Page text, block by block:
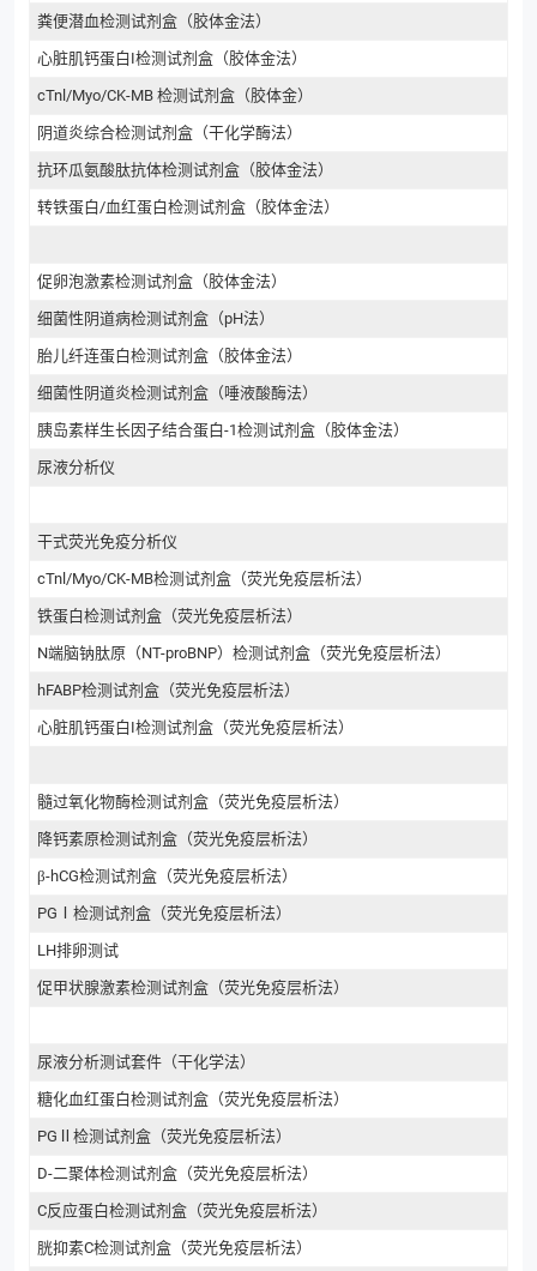
粪便潜血检测试剂盒（胶体金法）
心脏肌钙蛋白I检测试剂盒（胶体金法）
cTnl/Myo/CK-MB 检测试剂盒（胶体金）
阴道炎综合检测试剂盒（干化学酶法）
抗环瓜氨酸肽抗体检测试剂盒（胶体金法）
转铁蛋白/血红蛋白检测试剂盒（胶体金法）
促卵泡激素检测试剂盒（胶体金法）
细菌性阴道病检测试剂盒（pH法）
胎儿纤连蛋白检测试剂盒（胶体金法）
细菌性阴道炎检测试剂盒（唾液酸酶法）
胰岛素样生长因子结合蛋白-1检测试剂盒（胶体金法）
尿液分析仪
干式荧光免疫分析仪
cTnl/Myo/CK-MB检测试剂盒（荧光免疫层析法）
铁蛋白检测试剂盒（荧光免疫层析法）
N端脑钠肽原（NT-proBNP）检测试剂盒（荧光免疫层析法）
hFABP检测试剂盒（荧光免疫层析法）
心脏肌钙蛋白I检测试剂盒（荧光免疫层析法）
髓过氧化物酶检测试剂盒（荧光免疫层析法）
降钙素原检测试剂盒（荧光免疫层析法）
β-hCG检测试剂盒（荧光免疫层析法）
PGⅠ检测试剂盒（荧光免疫层析法）
LH排卵测试
促甲状腺激素检测试剂盒（荧光免疫层析法）
尿液分析测试套件（干化学法）
糖化血红蛋白检测试剂盒（荧光免疫层析法）
PGⅡ检测试剂盒（荧光免疫层析法）
D-二聚体检测试剂盒（荧光免疫层析法）
C反应蛋白检测试剂盒（荧光免疫层析法）
胱抑素C检测试剂盒（荧光免疫层析法）